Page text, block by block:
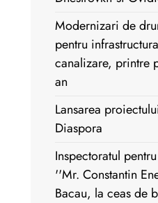
Modernizari de
pentru
canalizare, printre
an
Lansarea
Diaspora
Inspectoratul
''Mr. Constantin
Bacau, la ceas de